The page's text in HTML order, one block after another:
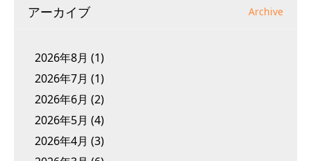
アーカイブ Archive
2026年8月 (1)
2026年7月 (1)
2026年6月 (2)
2026年5月 (4)
2026年4月 (3)